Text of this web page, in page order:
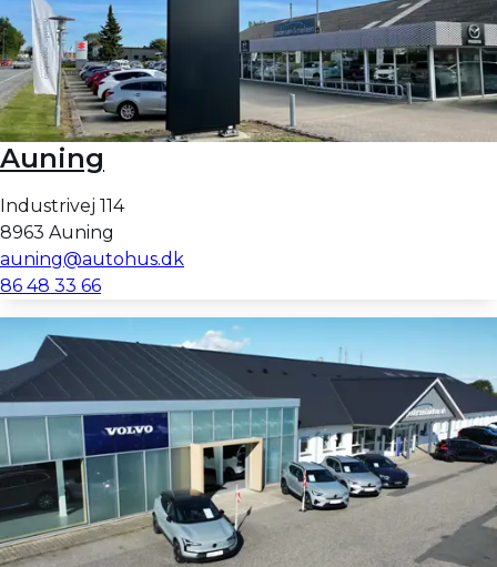
Auning
Industrivej 114
8963 Auning
auning@autohus.dk
86 48 33 66